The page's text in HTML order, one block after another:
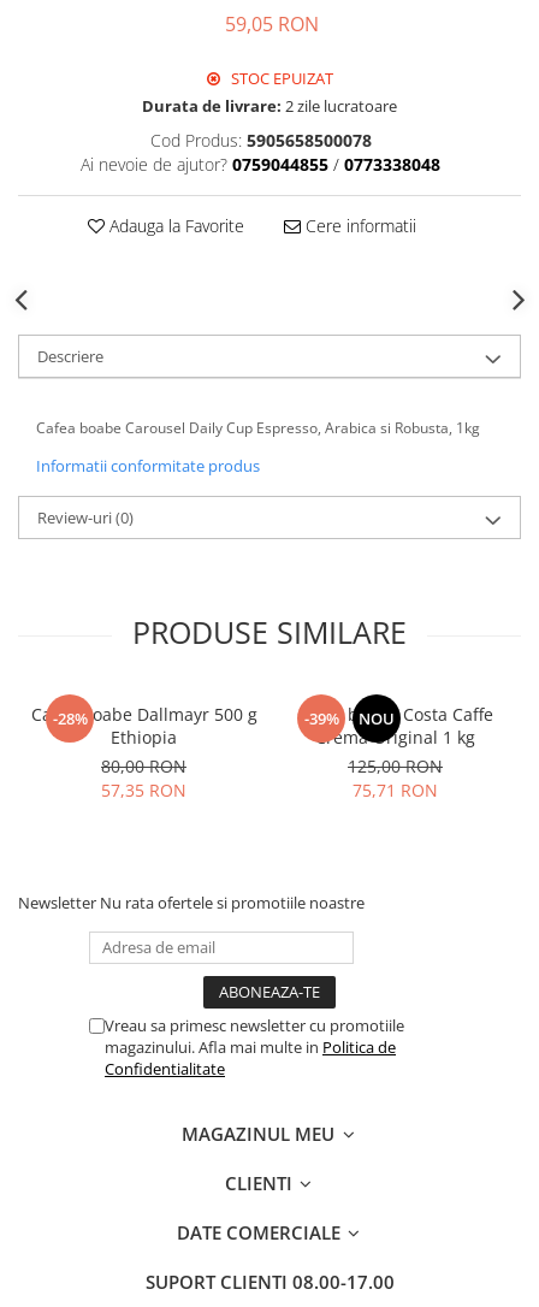
59,05 RON
STOC EPUIZAT
Durata de livrare: 2 zile lucratoare
Cod Produs: 5905658500078
Ai nevoie de ajutor? 0759044855 / 0773338048
Adauga la Favorite Cere informatii
Descriere
Cafea boabe Carousel Daily Cup Espresso, Arabica si Robusta, 1kg
Informatii conformitate produs
Review-uri(0)
PRODUSE SIMILARE
-28%
Cafea boabe Dallmayr 500 g
Ethiopia
80,00 RON
57,35 RON
-39% NOU
Cafea boabe Costa Caffe
Crema Original 1 kg
125,00 RON
75,71 RON
Newsletter Nu rata ofertele si promotiile noastre
Vreau sa primesc newsletter cu promotiile
magazinului. Afla mai multe in Politica de
Confidentialitate
MAGAZINUL MEU
CLIENTI
DATE COMERCIALE
SUPORT CLIENTI 08.00-17.00